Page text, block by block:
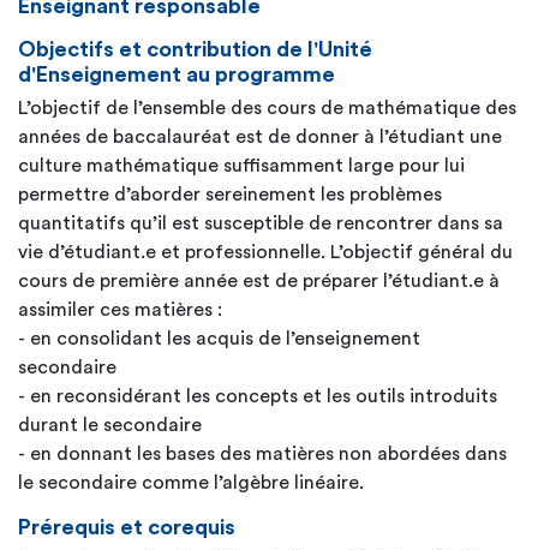
Enseignant responsable
Objectifs et contribution de l'Unité
d'Enseignement au programme
L’objectif de l’ensemble des cours de mathématique des
années de baccalauréat est de donner à l’étudiant une
culture mathématique suffisamment large pour lui
permettre d’aborder sereinement les problèmes
quantitatifs qu’il est susceptible de rencontrer dans sa
vie d’étudiant.e et professionnelle. L’objectif général du
cours de première année est de préparer l’étudiant.e à
assimiler ces matières :
- en consolidant les acquis de l’enseignement
secondaire
- en reconsidérant les concepts et les outils introduits
durant le secondaire
- en donnant les bases des matières non abordées dans
le secondaire comme l’algèbre linéaire.
Prérequis et corequis